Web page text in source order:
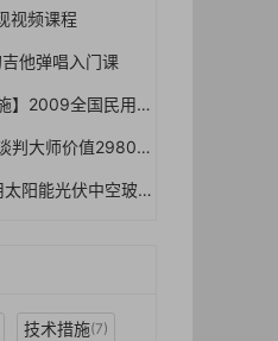
视频课程
他弹唱入门课
【免费下载】【设计技术措施】2009全国民用建筑工程设计技术措施-规划建筑景观
【谈判课程】【罗杰道森】谈判大师价值29800元的课程《优势谈判》(视频）
GB/T 29759-2026《建筑用太阳能光伏中空玻璃》12月1日实施：BIPV发电安全红线与验收怎么卡
技术措施(7)